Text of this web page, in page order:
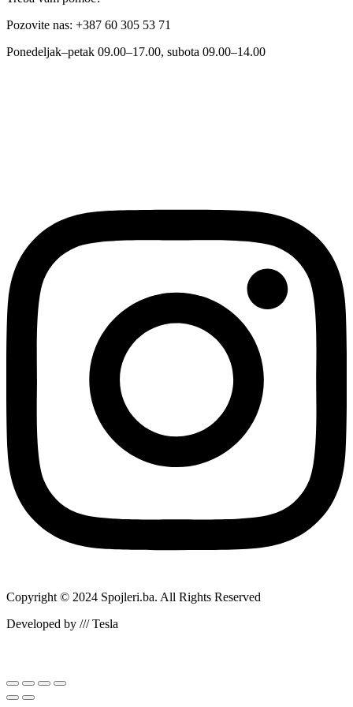
Pozovite nas: +387 60 305 53 71
Ponedeljak–petak 09.00–17.00, subota 09.00–14.00
Copyright © 2024 Spojleri.ba. All Rights Reserved
Developed by /// Tesla